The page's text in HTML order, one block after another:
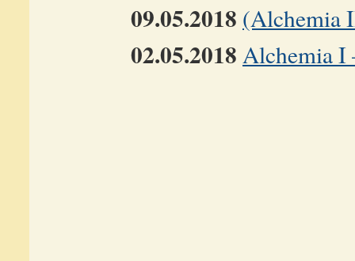
09.05.2018 (Alchemia
02.05.2018 Alchemia I